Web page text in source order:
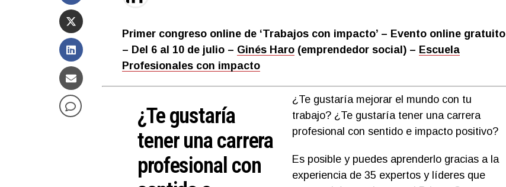
Primer congreso online de ‘Trabajos con impacto’ – Evento online gratuito
– Del 6 al 10 de julio – Ginés Haro(emprendedor social) – Escuela
Profesionales con impacto
¿Te gustaría
tener una carrera
profesional con
¿Te gustaría mejorar el mundo con tu
trabajo? ¿Te gustaría tener una carrera
profesional con sentido e impacto positivo?
Es posible y puedes aprenderlo gracias a la
experiencia de 35 expertos y líderes que